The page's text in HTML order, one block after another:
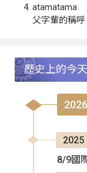
atamatama
父字輩的稱呼
歷史上的今天
2025
8/9國